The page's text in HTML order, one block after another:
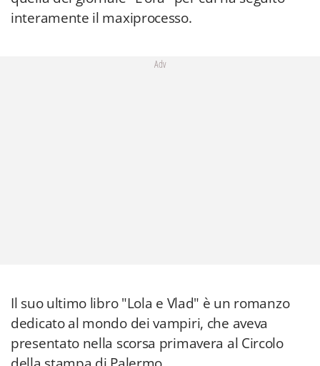
interamente il maxiprocesso.
Adv
Il suo ultimo libro "Lola e Vlad" è un romanzo
dedicato al mondo dei vampiri, che aveva
presentato nella scorsa primavera al Circolo